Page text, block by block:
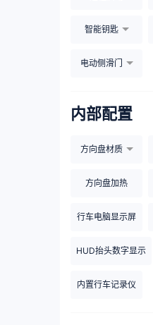
智能钥匙
电动侧滑门
内部配置
方向盘材质
方向盘加热
行车电脑显示屏
HUD抬头数字显示
内置行车记录仪